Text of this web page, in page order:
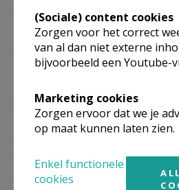
07/02
14/02
11.00 Eucharistie
21/02
11.00 Eucharistie
11.00 Eucharistie
11.00 Eucharistie
(Sociale) content cookies
Zorgen voor het correct
van al dan niet externe
bijvoorbeeld een Youtube-
Marketing cookies
Zorgen ervoor dat we je
op maat kunnen laten zien.
Enkel functionele
cookies